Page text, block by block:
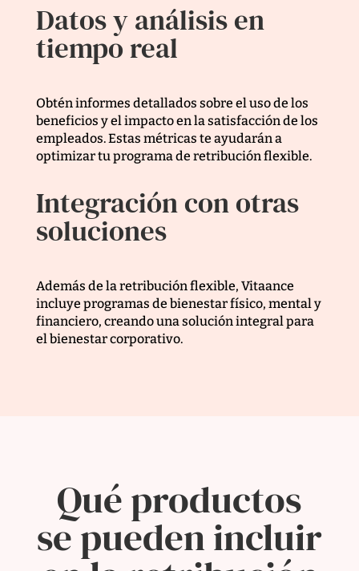
Datos y análisis en
tiempo real
Obtén informes detallados sobre el uso de los
beneficios y el impacto en la satisfacción de los
empleados. Estas métricas te ayudarán a
optimizar tu programa de retribución flexible.
Integración con otras
soluciones
Además de la retribución flexible, Vitaance
incluye programas de bienestar físico, mental y
financiero, creando una solución integral para
el bienestar corporativo.
Qué productos
se pueden incluir